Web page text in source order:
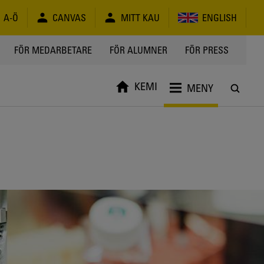
A-Ö CANVAS MITT KAU ENGLISH
FÖR MEDARBETARE FÖR ALUMNER FÖR PRESS
KEMI MENY